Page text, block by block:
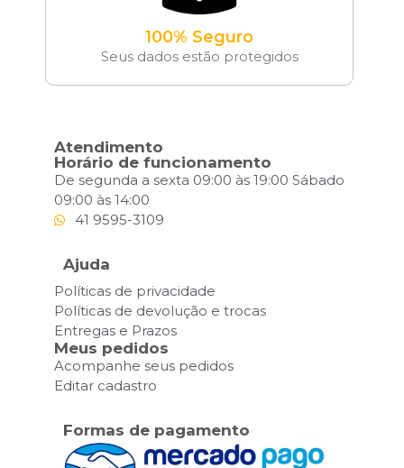
100% Seguro
Seus dados estão protegidos
Atendimento
Horário de funcionamento
De segunda a sexta 09:00 às 19:00 Sábado
09:00 às 14:00
41 9595-3109
Ajuda
Políticas de privacidade
Políticas de devolução e trocas
Entregas e Prazos
Meus pedidos
Acompanhe seus pedidos
Editar cadastro
Formas de pagamento